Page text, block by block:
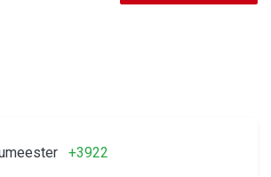
+3922